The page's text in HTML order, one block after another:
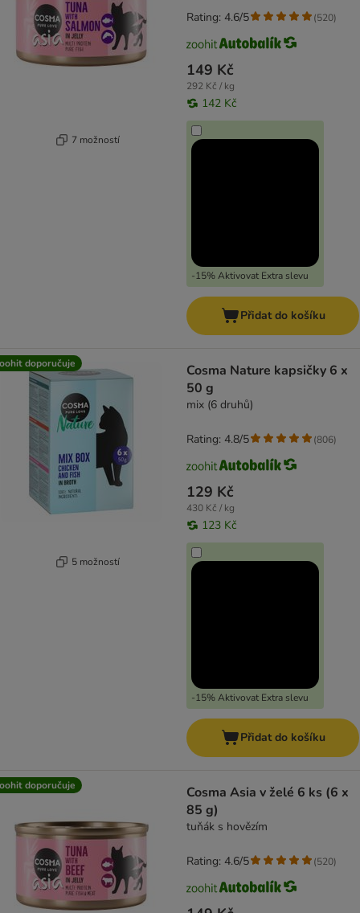
7 možností
149 Kč
292 Kč / kg
142 Kč
-15% Aktivovat Extra slevu
Rating: 4.6/5 (520)
Přidat do košíku
doporučuje
5 možností
Cosma Nature kapsičky 6 x
50 g
mix (6 druhů)
129 Kč
430 Kč / kg
123 Kč
-15% Aktivovat Extra slevu
Rating: 4.8/5 (806)
Přidat do košíku
doporučuje
Cosma Asia v želé 6 ks (6 x
85 g)
tuňák s hovězím
Rating: 4.6/5 (520)